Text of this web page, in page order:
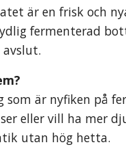
är en frisk och
fermenterad
som är nyfiken på
eller vill ha mer
utan hög hetta.